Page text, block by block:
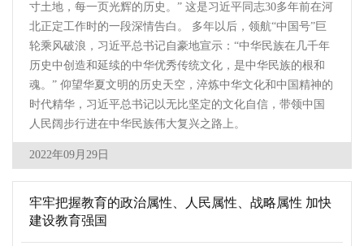
寸土地，每一页光辉的历史。” 这是习近平同志30多年前在河
北正定工作时的一段深情告白。 多年以后，领航“中国号”巨
轮乘风破浪，习近平总书记自豪地宣示：“中华民族在几千年
历史中创造和延续的中华优秀传统文化，是中华民族的根和
魂。” 仰望华夏文明的历史天空，淬炼中华文化和中国精神的
时代精华，习近平总书记以无比坚定的文化自信，带领中国
人民阔步行进在中华民族伟大复兴之路上。
2022年09月29日
牢牢把握教育的政治属性、人民属性、战略属性 加快
建设教育强国